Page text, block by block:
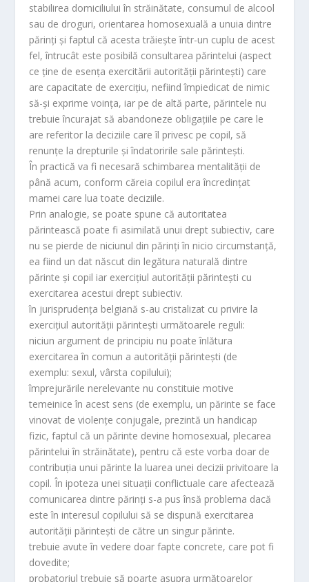
stabilirea domiciliului în străinătate, consumul de alcool
sau de droguri, orientarea homosexuală a unuia dintre
părinţi şi faptul că acesta trăieşte într-un cuplu de acest
fel, întrucât este posibilă consultarea părintelui (aspect
ce ţine de esenţa exercitării autorităţii părinteşti) care
are capacitate de exerciţiu, nefiind împiedicat de nimic
să-şi exprime voinţa, iar pe de altă parte, părintele nu
trebuie încurajat să abandoneze obligaţiile pe care le
are referitor la deciziile care îl privesc pe copil, să
renunţe la drepturile şi îndatoririle sale părinteşti.
În practică va fi necesară schimbarea mentalităţii de
până acum, conform căreia copilul era încredinţat
mamei care lua toate deciziile.
Prin analogie, se poate spune că autoritatea
părintească poate fi asimilată unui drept subiectiv, care
nu se pierde de niciunul din părinţi în nicio circumstanţă,
ea fiind un dat născut din legătura naturală dintre
părinte şi copil iar exerciţiul autorităţii părinteşti cu
exercitarea acestui drept subiectiv.
în jurisprudenţa belgiană s-au cristalizat cu privire la
exerciţiul autorităţii părinteşti următoarele reguli:
niciun argument de principiu nu poate înlătura
exercitarea în comun a autorităţii părinteşti (de
exemplu: sexul, vârsta copilului);
împrejurările nerelevante nu constituie motive
temeinice în acest sens (de exemplu, un părinte se face
vinovat de violenţe conjugale, prezintă un handicap
fizic, faptul că un părinte devine homosexual, plecarea
părintelui în străinătate), pentru că este vorba doar de
contribuţia unui părinte la luarea unei decizii privitoare la
copil. În ipoteza unei situaţii conflictuale care afectează
comunicarea dintre părinţi s-a pus însă problema dacă
este în interesul copilului să se dispună exercitarea
autorităţii părinteşti de către un singur părinte.
trebuie avute în vedere doar fapte concrete, care pot fi
dovedite;
probatoriul trebuie să poarte asupra următoarelor